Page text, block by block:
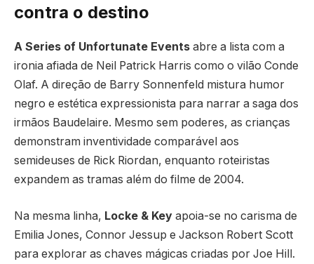
contra o destino
A Series of Unfortunate Events abre a lista com a
ironia afiada de Neil Patrick Harris como o vilão Conde
Olaf. A direção de Barry Sonnenfeld mistura humor
negro e estética expressionista para narrar a saga dos
irmãos Baudelaire. Mesmo sem poderes, as crianças
demonstram inventividade comparável aos
semideuses de Rick Riordan, enquanto roteiristas
expandem as tramas além do filme de 2004.
Na mesma linha, Locke & Key apoia-se no carisma de
Emilia Jones, Connor Jessup e Jackson Robert Scott
para explorar as chaves mágicas criadas por Joe Hill.